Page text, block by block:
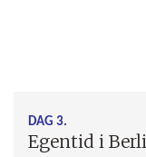
DAG 3.
Egentid i